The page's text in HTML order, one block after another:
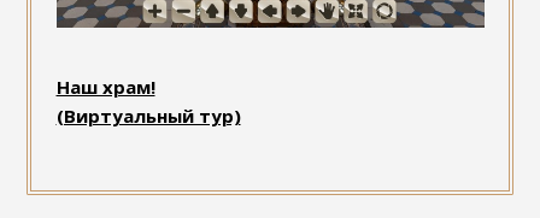
Наш храм!
(Виртуальный тур)